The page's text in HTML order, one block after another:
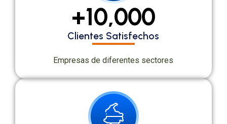
Clientes Satisfechos
+10,000
Empresas de diferentes sectores